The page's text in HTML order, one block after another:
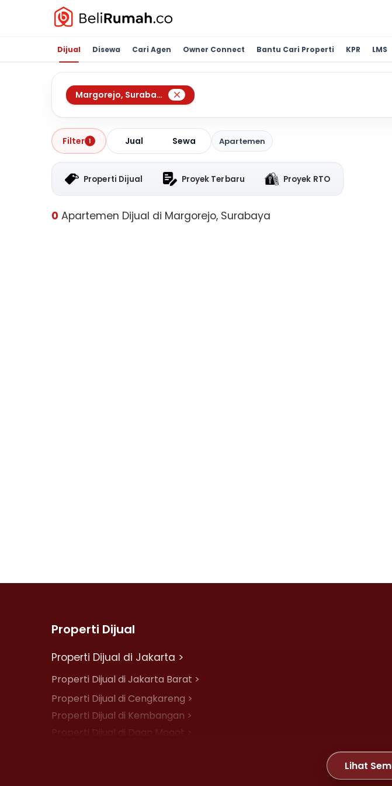
Dijual Disewa Cari Agen Owner Connect Bantu Cari Properti KPR LMS
Margorejo, Surabaya
Filter 1 Jual Sewa Apartemen
Properti Dijual Proyek Terbaru Proyek RTO
0 Apartemen Dijual di Margorejo, Surabaya
Properti Dijual
Properti Dijual di Jakarta >
Properti Dijual di Jakarta Barat >
Properti Dijual di Cengkareng >
Properti Dijual di Kembangan >
Properti Dijual di Daan Mogot >
Lihat